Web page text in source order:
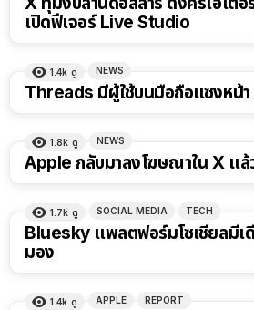
เปิดฟีเจอร์ Live Studio
1.4k ดู NEWS
Threads มีผู้ใช้บนมือถือแซงหน้
1.8k ดู NEWS
Apple กลับมาลงโฆษณาใน X แล้
1.7k ดู SOCIAL MEDIA TECH
Bluesky แพลตฟอร์มโซเชียลมีเ
มอง
1.4k ดู APPLE REPORT